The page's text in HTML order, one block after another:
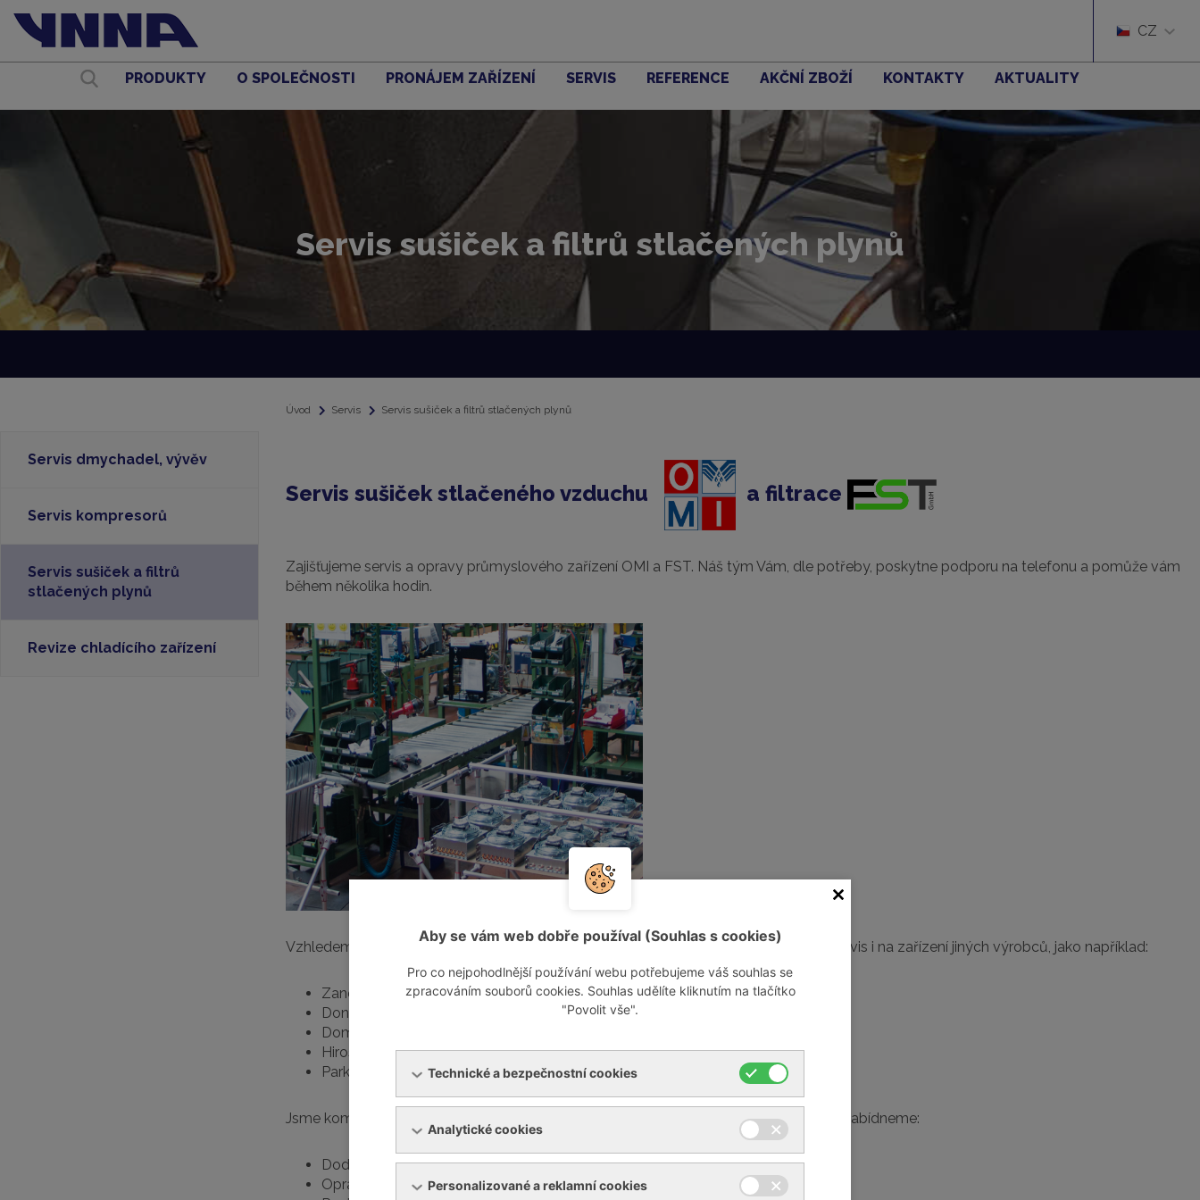
CZ
PRODUKTY O SPOLEČNOSTI PRONÁJEM ZAŘÍZENÍ SERVIS REFERENCE AKČNÍ ZBOŽÍ KONTAKTY AKTUALITY
Servis sušiček a filtrů stlačených plynů
Úvod Servis Servis sušiček a filtrů stlačených plynů
Servis sušiček stlačeného vzduchu a filtrace
Zajišťujeme servis a opravy průmyslového zařízení OMI a FST. Náš tým Vám, dle potřeby, poskytne podporu na telefonu a pomůže vám
během několika hodin.
Vzhledem k dlouholetým zkušenostem v oboru jsme ale schopni provádět kvalitní servis i na zařízení jiných výrobců, jako například:
Zander
Donaldson
Dominik Hunter
Hiros
Parker
Jsme kompetentními a spolehlivými partnery, jsme vždy k Vašim službám a rádi Vám nabídneme:
Dodávky náhradních dílů
Opravy
Servis dmychadel, vývěv
Servis kompresorů
Servis sušiček a filtrů
stlačených plynů
Revize chladícího zařízení
Aby se vám web dobře používal (Souhlas s cookies)
Pro co nejpohodlnější používání webu potřebujeme váš souhlas se
zpracováním souborů cookies. Souhlas udělíte kliknutím na tlačítko
"Povolit vše".
Technické a bezpečnostní cookies
Analytické cookies
Personalizované a reklamní cookies